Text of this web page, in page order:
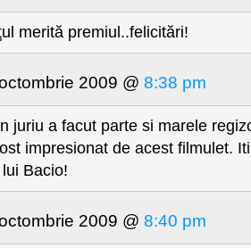
merită premiul..felicitări!
2009 @ 8:38 pm
juriu a facut parte si marele
impresionat de acest filmulet.
Bacio!
2009 @ 8:40 pm